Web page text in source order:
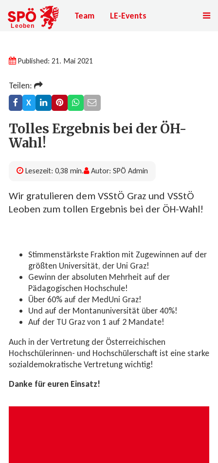
Team LE-Events
Published: 21. Mai 2021
Teilen:
X
Tolles Ergebnis bei der ÖH-
Wahl!
Lesezeit: 0,38 min. Autor: SPÖ Admin
Wir gratulieren dem VSStÖ Graz und VSStÖ
Leoben zum tollen Ergebnis bei der ÖH-Wahl!
Stimmenstärkste Fraktion mit Zugewinnen auf der
größten Universität, der Uni Graz!
Gewinn der absoluten Mehrheit auf der
Pädagogischen Hochschule!
Über 60% auf der MedUni Graz!
Und auf der Montanuniversität über 40%!
Auf der TU Graz von 1 auf 2 Mandate!
Auch in der Vertretung der Österreichischen
Hochschülerinnen- und Hochschülerschaft ist eine starke
sozialdemokratische Vertretung wichtig!
Danke für euren Einsatz!